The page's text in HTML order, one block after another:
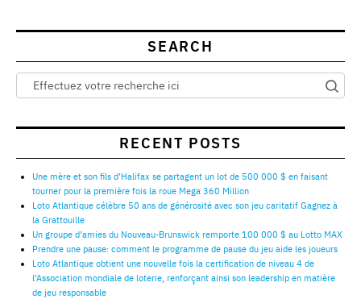
SEARCH
RECENT POSTS
Une mère et son fils d’Halifax se partagent un lot de 500 000 $ en faisant
tourner pour la première fois la roue Mega 360 Million
Loto Atlantique célèbre 50 ans de générosité avec son jeu caritatif Gagnez à
la Grattouille
Un groupe d’amies du Nouveau-Brunswick remporte 100 000 $ au Lotto MAX
Prendre une pause: comment le programme de pause du jeu aide les joueurs
Loto Atlantique obtient une nouvelle fois la certification de niveau 4 de
l’Association mondiale de loterie, renforçant ainsi son leadership en matière
de jeu responsable